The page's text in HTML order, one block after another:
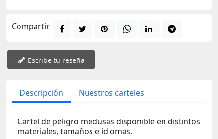
Compartir
Escribe tu reseña
Descripción Nuestros carteles
Cartel de peligro medusas disponible en distintos
materiales, tamaños e idiomas.